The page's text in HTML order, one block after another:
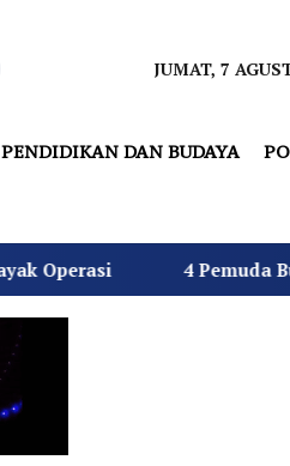
JUMAT, 7
PENDIDIKAN DAN BUDAYA
4 Pemuda Bungur Raya